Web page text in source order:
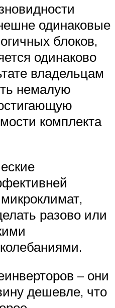
одинаковые
блоков,
одинаково
владельцам
немалую
комплекта
разово или
– они
дешевле, что